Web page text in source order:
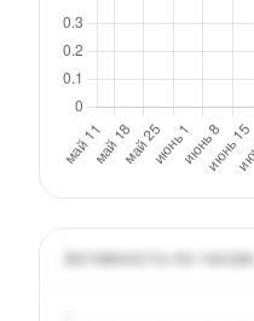
Активность по часам